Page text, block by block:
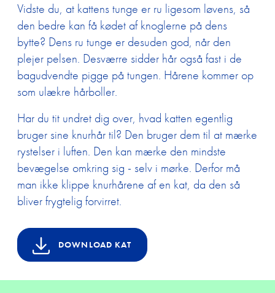
Vidste du, at kattens tunge er ru ligesom løvens, så
den bedre kan få kødet af knoglerne på dens
bytte? Dens ru tunge er desuden god, når den
plejer pelsen. Desværre sidder hår også fast i de
bagudvendte pigge på tungen. Hårene kommer op
som ulækre hårboller.
Har du tit undret dig over, hvad katten egentlig
bruger sine knurhår til? Den bruger dem til at mærke
rystelser i luften. Den kan mærke den mindste
bevægelse omkring sig - selv i mørke. Derfor må
man ikke klippe knurhårene af en kat, da den så
bliver frygtelig forvirret.
DOWNLOAD KAT